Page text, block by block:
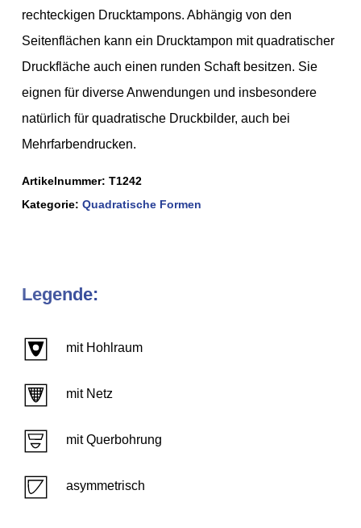
rechteckigen Drucktampons. Abhängig von den
Seitenflächen kann ein Drucktampon mit quadratischer
Druckfläche auch einen runden Schaft besitzen. Sie
eignen für diverse Anwendungen und insbesondere
natürlich für quadratische Druckbilder, auch bei
Mehrfarbendrucken.
Artikelnummer: T1242
Kategorie: Quadratische Formen
Legende:
mit Hohlraum
mit Netz
mit Querbohrung
asymmetrisch